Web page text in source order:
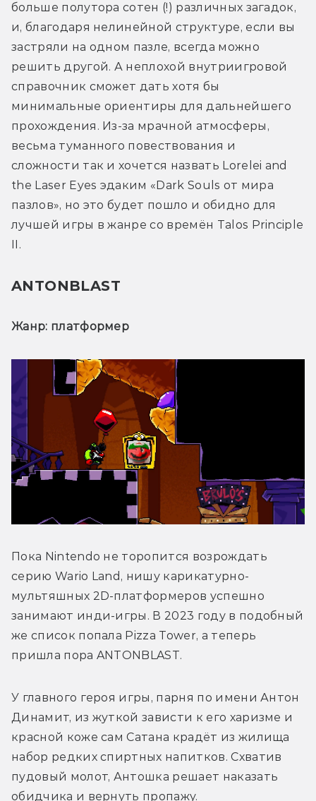
больше полутора сотен (!) различных загадок,
и, благодаря нелинейной структуре, если вы
застряли на одном пазле, всегда можно
решить другой. А неплохой внутриигровой
справочник сможет дать хотя бы
минимальные ориентиры для дальнейшего
прохождения. Из-за мрачной атмосферы,
весьма туманного повествования и
сложности так и хочется назвать Lorelei and
the Laser Eyes эдаким «Dark Souls от мира
пазлов», но это будет пошло и обидно для
лучшей игры в жанре со времён Talos Principle
II.
ANTONBLAST
Жанр: платформер
Пока Nintendo не торопится возрождать
серию Wario Land, нишу карикатурно-
мультяшных 2D-платформеров успешно
занимают инди-игры. В 2023 году в подобный
же список попала Pizza Tower, а теперь
пришла пора ANTONBLAST.
У главного героя игры, парня по имени Антон
Динамит, из жуткой зависти к его харизме и
красной коже сам Сатана крадёт из жилища
набор редких спиртных напитков. Схватив
пудовый молот, Антошка решает наказать
обидчика и вернуть пропажу.